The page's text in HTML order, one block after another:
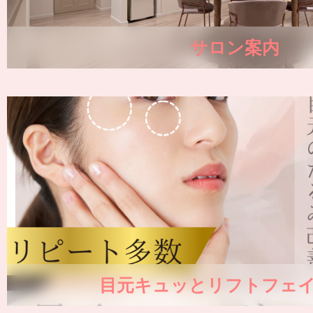
サロン案内
目元キュッとリフトフェ